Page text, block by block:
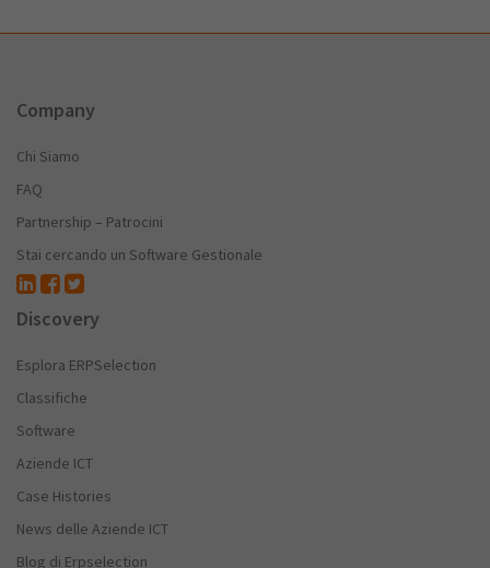
Company
Chi Siamo
FAQ
Partnership – Patrocini
Stai cercando un Software Gestionale
Discovery
Esplora ERPSelection
Classifiche
Software
Aziende ICT
Case Histories
News delle Aziende ICT
Blog di Erpselection